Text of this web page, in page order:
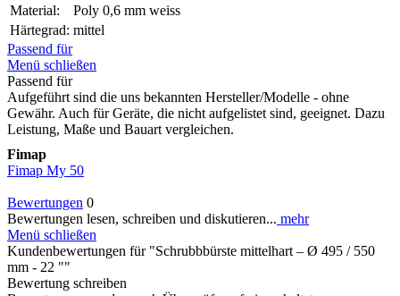
Material:
Poly 0,6 mm weiss
Härtegrad: mittel
Passend für
Menü schließen
Passend für
Aufgeführt sind die uns bekannten Hersteller/Modelle - ohne
Gewähr. Auch für Geräte, die nicht aufgelistet sind, geeignet. Dazu
Leistung, Maße und Bauart vergleichen.
Fimap
Fimap My 50
Bewertungen 0
Bewertungen lesen, schreiben und diskutieren... mehr
Menü schließen
Kundenbewertungen für "Schrubbbürste mittelhart – Ø 495 / 550
mm - 22 ""
Bewertung schreiben